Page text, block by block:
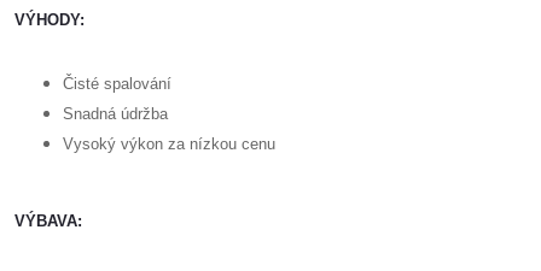
VÝHODY:
Čisté spalování
Snadná údržba
Vysoký výkon za nízkou cenu
VÝBAVA: